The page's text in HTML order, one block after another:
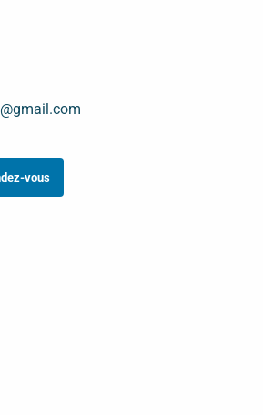
@gmail.com
vous